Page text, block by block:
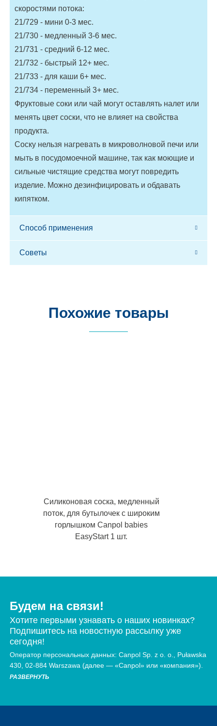
скоростями потока:
21/729 - мини 0-3 мес.
21/730 - медленный 3-6 мес.
21/731 - средний 6-12 мес.
21/732 - быстрый 12+ мес.
21/733 - для каши 6+ мес.
21/734 - переменный 3+ мес.
Фруктовые соки или чай могут оставлять налет или
менять цвет соски, что не влияет на свойства
продукта.
Соску нельзя нагревать в микроволновой печи или
мыть в посудомоечной машине, так как моющие и
сильные чистящие средства могут повредить
изделие. Можно дезинфицировать и обдавать
кипятком.
Способ применения
Советы
Похожие товары
Силиконовая соска, медленный
поток, для бутылочек с широким
горлышком Canpol babies
EasyStart 1 шт.
Будем на связи!
Хотите первыми узнавать о наших новинках?
Подпишитесь на новостную рассылку уже
сегодня!
Оператор персональных данных: Canpol Sp. z o. o., Puławska
430, 02-884 Warszawa (далее — «Canpol» или «компания»).
РАЗВЕРНУТЬ